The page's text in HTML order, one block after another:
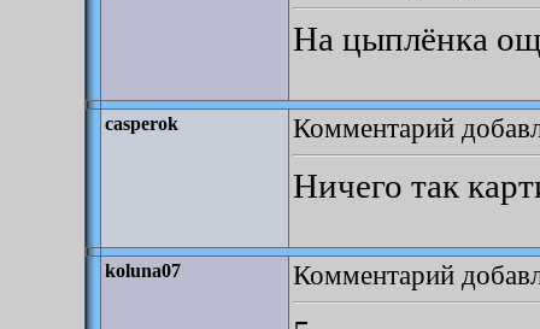
На цыплёнка
casperok Комментарий
Ничего так
koluna07 Комментарий